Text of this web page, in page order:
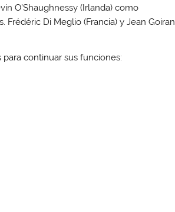
O’Shaughnessy (Irlanda) como
Frédéric Di Meglio (Francia) y Jean Goiran
continuar sus funciones: